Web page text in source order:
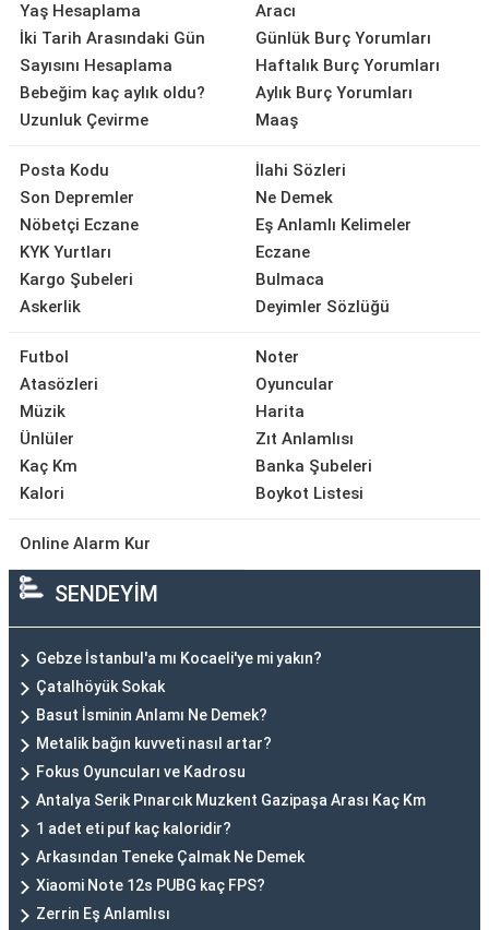
Yaş Hesaplama
İki Tarih Arasındaki Gün
Sayısını Hesaplama
Bebeğim kaç aylık oldu?
Uzunluk Çevirme
Aracı
Günlük Burç Yorumları
Haftalık Burç Yorumları
Aylık Burç Yorumları
Maaş
Posta Kodu
Son Depremler
Nöbetçi Eczane
KYK Yurtları
Kargo Şubeleri
Askerlik
İlahi Sözleri
Ne Demek
Eş Anlamlı Kelimeler
Eczane
Bulmaca
Deyimler Sözlüğü
Futbol
Atasözleri
Müzik
Ünlüler
Kaç Km
Kalori
Noter
Oyuncular
Harita
Zıt Anlamlısı
Banka Şubeleri
Boykot Listesi
Online Alarm Kur
SENDEYİM
Gebze İstanbul'a mı Kocaeli'ye mi yakın?
Çatalhöyük Sokak
Basut İsminin Anlamı Ne Demek?
Metalik bağın kuvveti nasıl artar?
Fokus Oyuncuları ve Kadrosu
Antalya Serik Pınarcık Muzkent Gazipaşa Arası Kaç Km
1 adet eti puf kaç kaloridir?
Arkasından Teneke Çalmak Ne Demek
Xiaomi Note 12s PUBG kaç FPS?
Zerrin Eş Anlamlısı